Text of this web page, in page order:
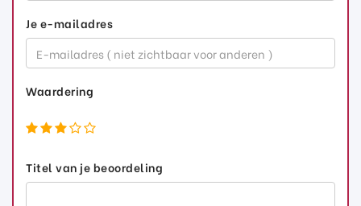
Je e-mailadres
Waardering
Titel van je beoordeling